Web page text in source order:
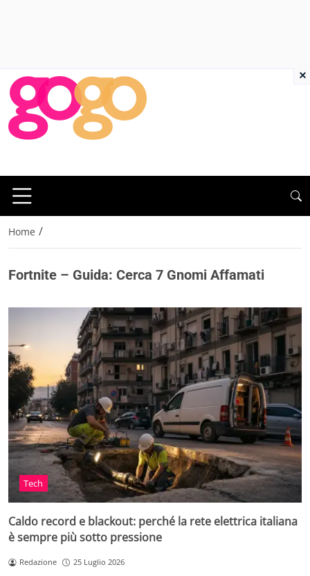
Home /
Fortnite – Guida: Cerca 7 Gnomi Affamati
Tech
Caldo record e blackout: perché la rete elettrica italiana
è sempre più sotto pressione
Redazione 25 Luglio 2026
×